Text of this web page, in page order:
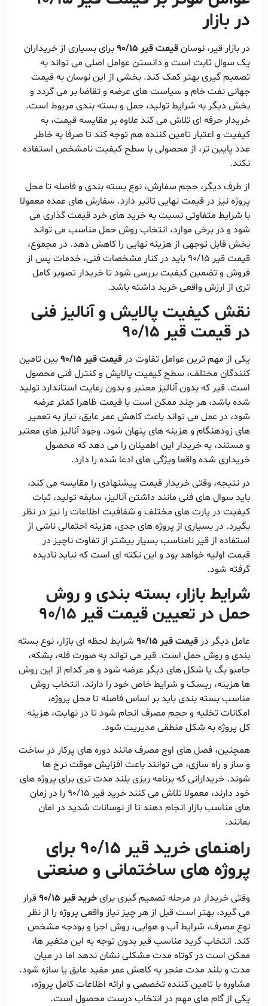
در بازار
در بازار قیر، نوسانقیمت قیر 90/15
برای بسیاری از خریداران
یک سوال ثابت است و دانستن عوامل اصلی می تواند به
تصمیم گیری بهتر کمک کند. بخشی از این نوسان به قیمت
جهانی نفت خام و سیاست های عرضه و تقاضا بر می گردد و
بخش دیگر به شرایط تولید، حمل و بسته بندی مربوط است.
خریدار حرفه ای تلاش می کند علاوه بر مقایسه قیمت، به
کیفیت و اعتبار تامین کننده هم توجه کند تا صرفا به خاطر
عدد پایین تر، از محصولی با سطح کیفیت نامشخص استفاده
نکند.
از طرف دیگر، حجم سفارش، نوع بسته بندی و فاصله تا محل
پروژه نیز در قیمت نهایی تاثیر دارد. سفارش های عمده معمولا
با شرایط متفاوتی نسبت به خرید های خرد قیمت گذاری می
شود و در برخی موارد، انتخاب روش حمل مناسب می تواند
بخش قابل توجهی از هزینه نهایی را کاهش دهد. در مجموع،
قیمت قیر 90/15 باید در کنار مشخصات فنی، خدمات پس از
فروش و تضمین کیفیت بررسی شود تا خریدار تصویر کامل
تری از ارزش واقعی خرید داشته باشد.
نقش کیفیت پالایش و آنالیز فنی
در قیمت قیر 90/15
یکی از مهم ترین عوامل تفاوت در قیمت قیر 90/15
بین تامین
کنندگان مختلف، سطح کیفیت پالایش و کنترل فنی محصول
است. قیر که بدون آنالیز معتبر و بدون رعایت استاندارد تولید
شده باشد، هر چند ممکن است با قیمت ظاهرا کمتر عرضه
شود، در عمل می تواند باعث کاهش عمر عایق، نیاز به تعمیر
های زودهنگام و هزینه های پنهان شود. وجود آنالیز های معتبر
و مستند، به خریدار این اطمینان را می دهد که محصول
خریداری شده واقعا ویژگی های ادعا شده را دارد.
در نتیجه، وقتی خریدار قیمت پیشنهادی را مقایسه می کند،
باید سوال های فنی مانند داشتن آنالیز، سابقه تولید، ثبات
کیفیت در پارت های مختلف و شفافیت اطلاعات را نیز در نظر
بگیرد. در بسیاری از پروژه های جدی، هزینه احتمالی ناشی از
استفاده از قیر نامناسب بسیار بیشتر از تفاوت ناچیز در
قیمت اولیه خواهد بود و این نکته ای است که نباید نادیده
گرفته شود.
شرایط بازار، بسته بندی و روش
حمل در تعیین قیمت قیر 90/15
عامل دیگر در قیمت قیر 90/15
شرایط لحظه ای بازار، نوع بسته
بندی و روش حمل است. قیر می تواند به صورت فله، بشکه،
جامبو بگ یا شکل های دیگر عرضه شود و هر کدام از این روش
ها هزینه، ریسک و شرایط خاص خود را دارند. انتخاب روش
مناسب بسته بندی باید بر اساس فاصله تا محل پروژه،
امکانات تخلیه و حجم مصرف انجام شود تا در نهایت، هزینه
کل پروژه به شکل منطقی مدیریت شود.
همچنین، فصل های اوج مصرف مانند دوره های پرکار در ساخت
و ساز و راه سازی، می توانند باعث افزایش موقت نرخ ها
شوند. خریدارانی که برنامه ریزی بلند مدت تری برای پروژه های
خود دارند، معمولا تلاش می کنند خرید قیر 90/15 را در زمان
های مناسب بازار انجام دهند تا از نوسانات شدید در امان
بمانند.
راهنمای خرید قیر 90/15 برای
پروژه های ساختمانی و صنعتی
وقتی خریدار در مرحله تصمیم گیری برایخرید قیر 90/15
قرار
می گیرد، بهتر است قبل از هر چیز نیاز واقعی پروژه را از نظر
نوع مصرف، شرایط آب و هوایی، روش اجرا و بودجه مشخص
کند. انتخاب گرید مناسب قیر بدون توجه به این متغیر ها،
ممکن است در کوتاه مدت مشکلی نشان ندهد اما در میان
مدت و بلند مدت منجر به کاهش عمر مفید عایق یا سازه شود.
مشاوره با تامین کننده تخصصی و ارائه اطلاعات کامل پروژه،
یکی از گام های مهم در انتخاب درست محصول است.